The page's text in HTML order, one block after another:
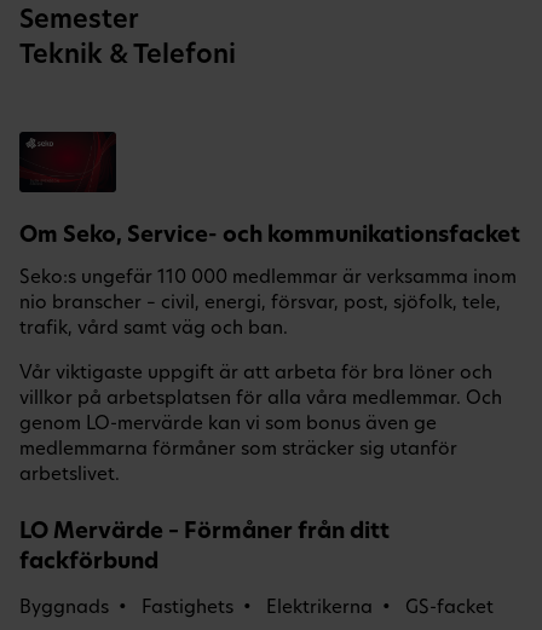
Semester
Teknik & Telefoni
Om Seko, Service- och kommunikationsfacket
Seko:s ungefär 110 000 medlemmar är verksamma inom
nio branscher – civil, energi, försvar, post, sjöfolk, tele,
trafik, vård samt väg och ban.
Vår viktigaste uppgift är att arbeta för bra löner och
villkor på arbetsplatsen för alla våra medlemmar. Och
genom LO-mervärde kan vi som bonus även ge
medlemmarna förmåner som sträcker sig utanför
arbetslivet.
LO Mervärde – Förmåner från ditt
fackförbund
Byggnads Fastighets Elektrikerna GS-facket